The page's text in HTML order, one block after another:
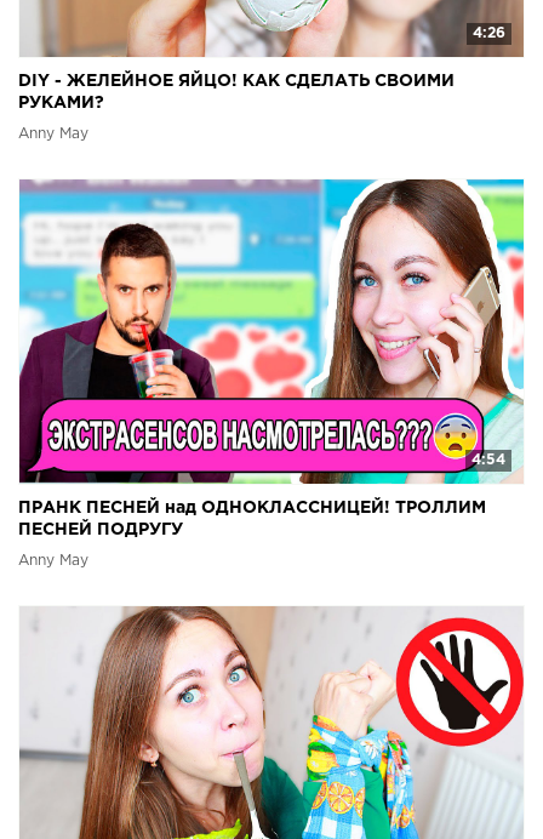
4:26
DIY - ЖЕЛЕЙНОЕ ЯЙЦО! КАК СДЕЛАТЬ СВОИМИ
РУКАМИ?
Anny May
4:54
ПРАНК ПЕСНЕЙ над ОДНОКЛАССНИЦЕЙ! ТРОЛЛИМ
ПЕСНЕЙ ПОДРУГУ
Anny May